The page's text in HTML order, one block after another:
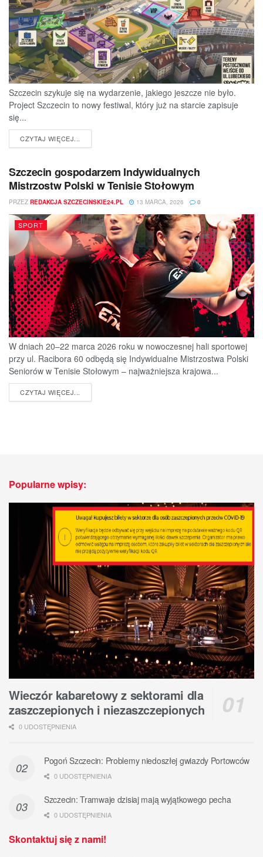
Szczecin szykuje się na wydarzenie, jakiego jeszcze nie było.
Project Szczecin to nowy festiwal, który już na starcie zapisuje
się...
CZYTAJ WIĘCEJ...
Szczecin gospodarzem Indywidualnych
Mistrzostw Polski w Tenisie Stołowym
PRZEZ REDAKCJA SZCZECINSKIE24.PL 13 MARCA, 2026 0
SPORT
W dniach 20–22 marca 2026 roku w nowoczesnej hali sportowej
przy ul. Racibora 60 odbędą się Indywidualne Mistrzostwa Polski
Seniorów w Tenisie Stołowym – najważniejsza krajowa...
CZYTAJ WIĘCEJ...
Popularne wpisy:
Wieczór kabaretowy z sektorami dla
zaszczepionych i niezaszczepionych
0 UDOSTĘPNIENIA
Pogoń Szczecin: Problemy niedoszłej gwiazdy Portowców
0 UDOSTĘPNIENIA
Szczecin: Tramwaje dzisiaj mają wyjątkowego pecha
0 UDOSTĘPNIENIA
Skontaktuj się z nami!